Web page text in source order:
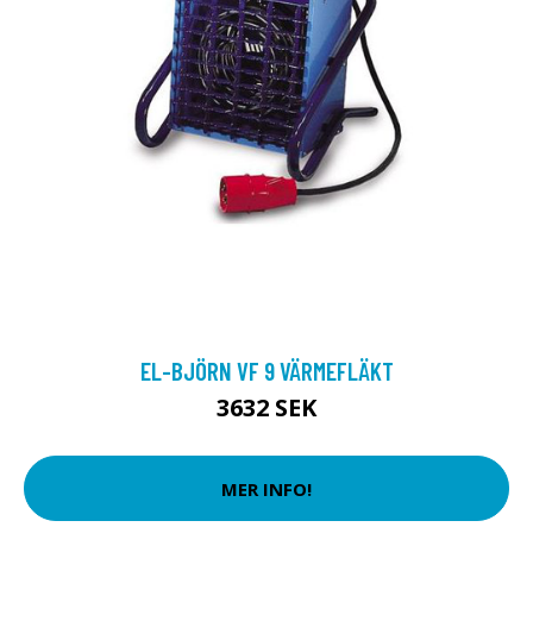
EL-BJÖRN VF 9 VÄRMEFLÄKT
3632 SEK
MER INFO!